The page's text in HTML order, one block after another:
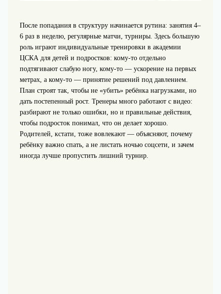
После попадания в структуру начинается рутина: занятия 4–
6 раз в неделю, регулярные матчи, турниры. Здесь большую
роль играют индивидуальные тренировки в академии
ЦСКА для детей и подростков: кому‑то отдельно
подтягивают слабую ногу, кому‑то — ускорение на первых
метрах, а кому‑то — принятие решений под давлением.
План строят так, чтобы не «убить» ребёнка нагрузками, но
дать постепенный рост. Тренеры много работают с видео:
разбирают не только ошибки, но и правильные действия,
чтобы подросток понимал, что он делает хорошо.
Родителей, кстати, тоже вовлекают — объясняют, почему
ребёнку важно спать, а не листать ночью соцсети, и зачем
иногда лучше пропустить лишний турнир.